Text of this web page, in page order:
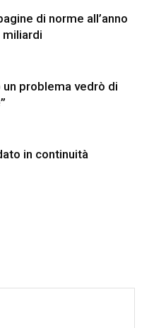
di norme all’anno
miliardi
un problema vedrò di
in continuità